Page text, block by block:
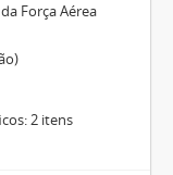
Força Aérea
2 itens